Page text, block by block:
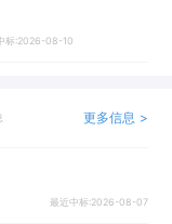
标:2026-08-10
更多信息 >
最近中标:2026-08-07